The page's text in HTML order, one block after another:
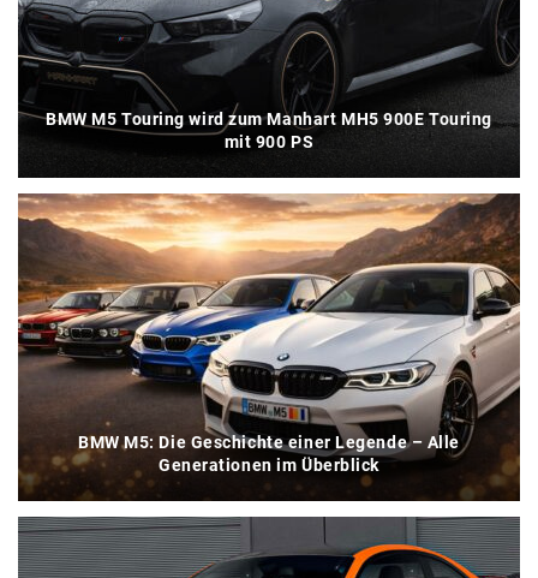
BMW M5 Touring wird zum Manhart MH5 900E Touring
mit 900 PS
BMW M5: Die Geschichte einer Legende – Alle
Generationen im Überblick